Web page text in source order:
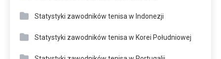
Statystyki zawodników tenisa w Indonezji
Statystyki zawodników tenisa w Korei Południowej